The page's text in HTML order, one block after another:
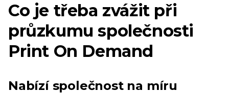
Co je třeba zvážit při
průzkumu společnosti
Print On Demand
Nabízí společnost na míru